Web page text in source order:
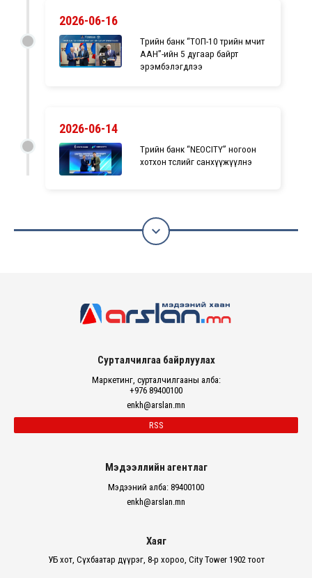
2026-06-16
Төрийн банк “ТОП-10 төрийн өмчит
ААН”-ийн 5 дугаар байрт
эрэмбэлэгдлээ
2026-06-14
Төрийн банк “NEOCITY” ногоон
хотхон төслийг санхүүжүүлнэ

Сурталчилгаа байрлуулах
Маркетинг, сурталчилгааны алба:
+976 89400100
enkh@arslan.mn
RSS
Мэдээллийн агентлаг
Мэдээний алба: 89400100
enkh@arslan.mn
Хаяг
УБ хот, Сүхбаатар дүүрэг, 8-р хороо, City Tower 1902 тоот